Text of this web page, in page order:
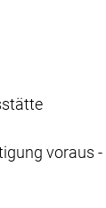
voraus -